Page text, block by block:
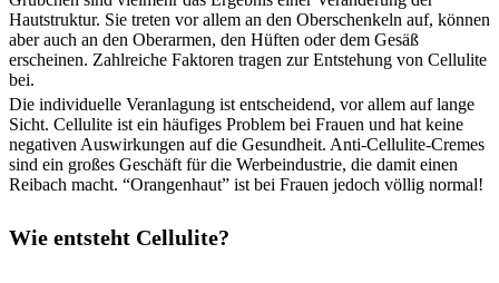
Hautstruktur. Sie treten vor allem an den Oberschenkeln auf, können
aber auch an den Oberarmen, den Hüften oder dem Gesäß
erscheinen. Zahlreiche Faktoren tragen zur Entstehung von Cellulite
bei.
Die individuelle Veranlagung ist entscheidend, vor allem auf lange
Sicht. Cellulite ist ein häufiges Problem bei Frauen und hat keine
negativen Auswirkungen auf die Gesundheit. Anti-Cellulite-Cremes
sind ein großes Geschäft für die Werbeindustrie, die damit einen
Reibach macht. “Orangenhaut” ist bei Frauen jedoch völlig normal!
Wie entsteht Cellulite?